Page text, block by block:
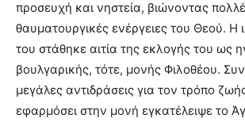
προσευχή και νηστεία, βιώνοντας
θαυματουργικές ενέργειες του Θεού. Η
του στάθηκε αιτία της εκλογής του ως
βουλγαρικής, τότε, μονής Φιλοθέου.
μεγάλες αντιδράσεις για τον τρόπο
εφαρμόσει στην μονή εγκατέλειψε το